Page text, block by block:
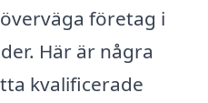
företag i
Här är några
kvalificerade